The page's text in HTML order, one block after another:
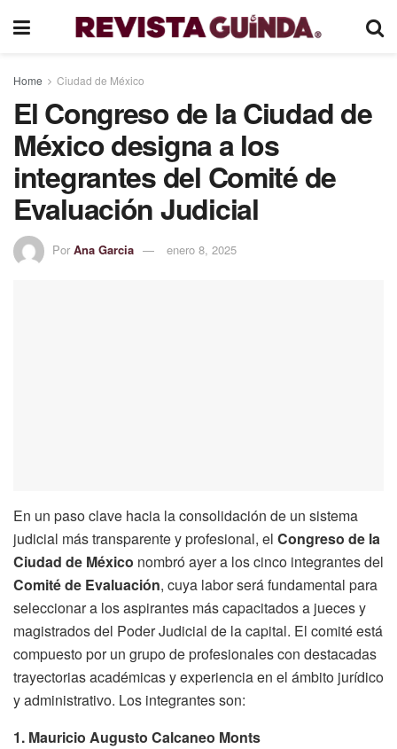
Home Ciudad de México
El Congreso de la Ciudad de
México designa a los
integrantes del Comité de
Evaluación Judicial
Por Ana Garcia enero 8, 2025
En un paso clave hacia la consolidación de un sistema
judicial más transparente y profesional, el Congreso de la
Ciudad de México nombró ayer a los cinco integrantes del
Comité de Evaluación, cuya labor será fundamental para
seleccionar a los aspirantes más capacitados a jueces y
magistrados del Poder Judicial de la capital. El comité está
compuesto por un grupo de profesionales con destacadas
trayectorias académicas y experiencia en el ámbito jurídico
y administrativo. Los integrantes son:
1. Mauricio Augusto Calcaneo Monts